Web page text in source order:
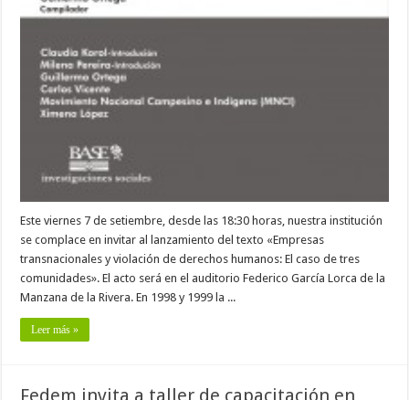
Este viernes 7 de setiembre, desde las 18:30 horas, nuestra institución
se complace en invitar al lanzamiento del texto «Empresas
transnacionales y violación de derechos humanos: El caso de tres
comunidades». El acto será en el auditorio Federico García Lorca de la
Manzana de la Rivera. En 1998 y 1999 la ...
Leer más »
Fedem invita a taller de capacitación en